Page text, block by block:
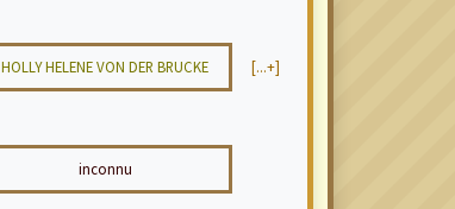
HOLLY HELENE VON DER BRUCKE [...+]
inconnu